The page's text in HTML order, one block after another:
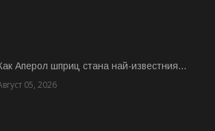
Аперол шприц стана най-известния...
05, 2026